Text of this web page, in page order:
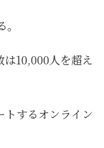
10,000人を超え
トするオンライン